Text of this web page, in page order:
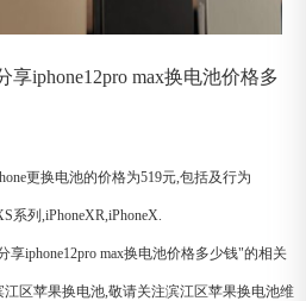
iphone12pro max换电池价格多
更换电池的价格为519元,包括及行为
系列,iPhoneXR,iPhoneX.
iphone12pro max换电池价格多少钱"的相关
区苹果换电池,敬请关注滨江区苹果换电池维